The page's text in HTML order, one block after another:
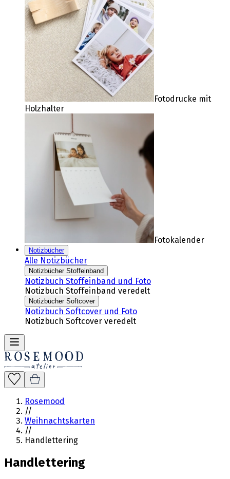
Fotodrucke mit
Holzhalter
Fotokalender
Notizbücher
Alle Notizbücher
Notizbücher Stoffeinband
Notizbuch Stoffeinband und Foto
Notizbuch Stoffeinband veredelt
Notizbücher Softcover
Notizbuch Softcover und Foto
Notizbuch Softcover veredelt
Rosemood
//
Weihnachtskarten
//
Handlettering
Handlettering